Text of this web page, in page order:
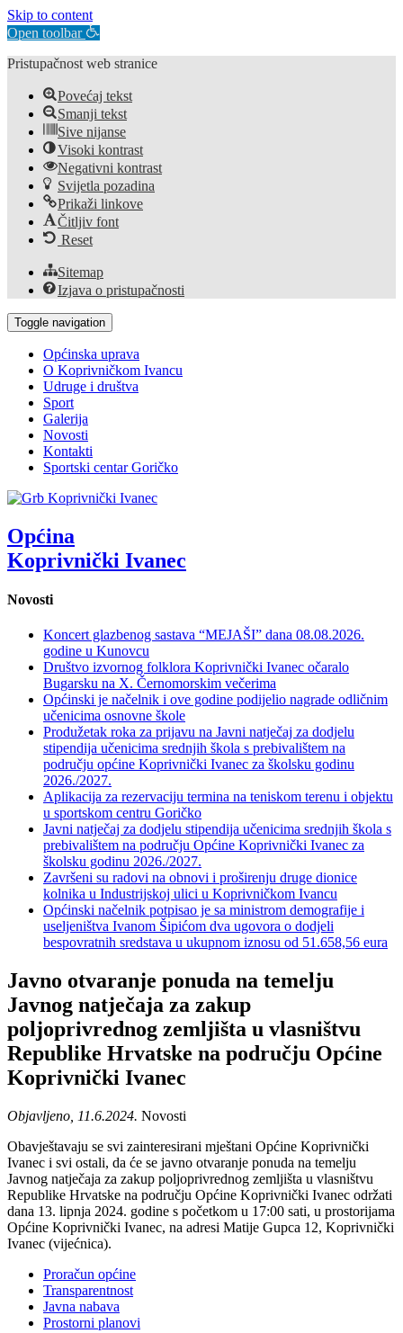
Skip to content
Open toolbar
Pristupačnost web stranice
Povećaj tekst
Smanji tekst
Sive nijanse
Visoki kontrast
Negativni kontrast
Svijetla pozadina
Prikaži linkove
Čitljiv font
Reset
Sitemap
Izjava o pristupačnosti
Toggle navigation
Općinska uprava
O Koprivničkom Ivancu
Udruge i društva
Sport
Galerija
Novosti
Kontakti
Sportski centar Goričko
Općina
Koprivnički Ivanec
Novosti
Koncert glazbenog sastava “MEJAŠI” dana 08.08.2026.
godine u Kunovcu
Društvo izvornog folklora Koprivnički Ivanec očaralo
Bugarsku na X. Černomorskim večerima
Općinski je načelnik i ove godine podijelio nagrade odličnim
učenicima osnovne škole
Produžetak roka za prijavu na Javni natječaj za dodjelu
stipendija učenicima srednjih škola s prebivalištem na
području općine Koprivnički Ivanec za školsku godinu
2026./2027.
Aplikacija za rezervaciju termina na teniskom terenu i objektu
u sportskom centru Goričko
Javni natječaj za dodjelu stipendija učenicima srednjih škola s
prebivalištem na području Općine Koprivnički Ivanec za
školsku godinu 2026./2027.
Završeni su radovi na obnovi i proširenju druge dionice
kolnika u Industrijskoj ulici u Koprivničkom Ivancu
Općinski načelnik potpisao je sa ministrom demografije i
useljeništva Ivanom Šipićom dva ugovora o dodjeli
bespovratnih sredstava u ukupnom iznosu od 51.658,56 eura
Javno otvaranje ponuda na temelju
Javnog natječaja za zakup
poljoprivrednog zemljišta u vlasništvu
Republike Hrvatske na području Općine
Koprivnički Ivanec
Objavljeno, 11.6.2024. Novosti
Obavještavaju se svi zainteresirani mještani Općine Koprivnički
Ivanec i svi ostali, da će se javno otvaranje ponuda na temelju
Javnog natječaja za zakup poljoprivrednog zemljišta u vlasništvu
Republike Hrvatske na području Općine Koprivnički Ivanec održati
dana 13. lipnja 2024. godine s početkom u 17:00 sati, u prostorijama
Općine Koprivnički Ivanec, na adresi Matije Gupca 12, Koprivnički
Ivanec (vijećnica).
Proračun općine
Transparentnost
Javna nabava
Prostorni planovi